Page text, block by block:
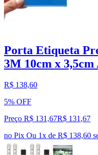
Porta Etiqueta
3M 10cm x
R$ 138,60
5% OFF
Preço R$ 131,67R$ 131 ,67
no Pix Ou 1x de R$ 138,60